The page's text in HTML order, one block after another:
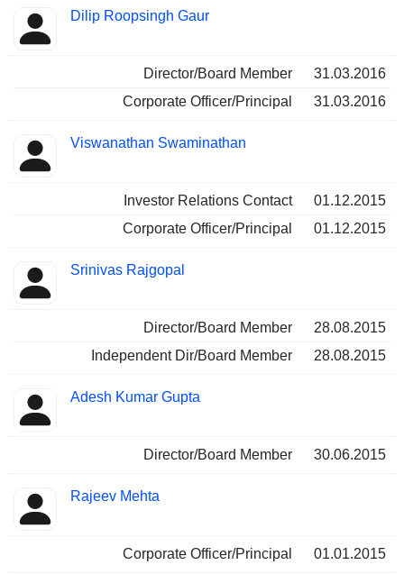
Dilip Roopsingh Gaur
Director/Board Member
31.03.2016
Corporate Officer/Principal
31.03.2016
Viswanathan Swaminathan
Investor Relations Contact
01.12.2015
Corporate Officer/Principal
01.12.2015
Srinivas Rajgopal
Director/Board Member
28.08.2015
Independent Dir/Board Member
28.08.2015
Adesh Kumar Gupta
Director/Board Member 30.06.2015
Rajeev Mehta
Corporate Officer/Principal 01.01.2015